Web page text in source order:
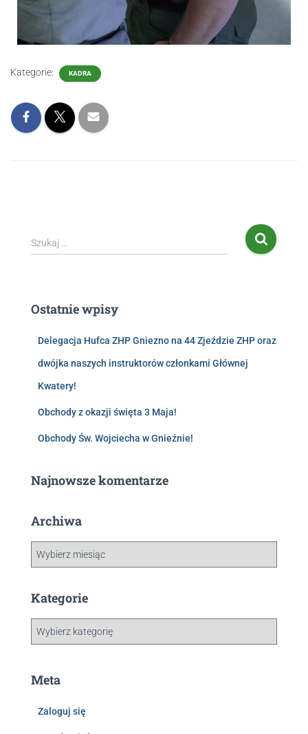
Kategorie: KADRA
Szukaj …
Ostatnie wpisy
Delegacja Hufca ZHP Gniezno na 44 Zjeździe ZHP oraz
dwójka naszych instruktorów członkami Głównej
Kwatery!
Obchody z okazji święta 3 Maja!
Obchody Św. Wojciecha w Gnieźnie!
Najnowsze komentarze
Archiwa
Kategorie
Meta
Zaloguj się